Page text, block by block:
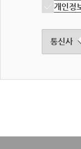
개인정